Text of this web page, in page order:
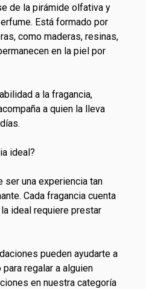
de la pirámide olfativa y
Está formado por
como maderas, resinas,
en la piel por
a la fragancia,
a quien la lleva
ideal?
ser una experiencia tan
Cada fragancia cuenta
ideal requiere prestar
pueden ayudarte a
regalar a alguien
en nuestra categoría